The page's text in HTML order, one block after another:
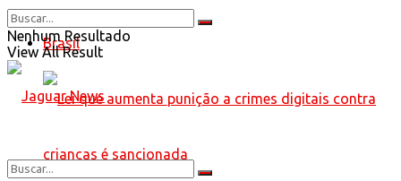
Brasil
Nenhum Resultado
View All Result